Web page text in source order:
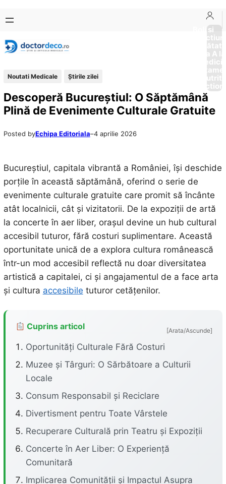
conținut
content
Boli si
Afectiuni
Sănătate
de la A
Noutati Medicale Știrile zilei
Descoperă Bucureștiul: O Săptămână
Plină de Evenimente Culturale Gratuite
Posted byEchipa Editoriala–4 aprilie 2026
Bucureștiul, capitala vibrantă a României, își deschide
porțile în această săptămână, oferind o serie de
evenimente culturale gratuite care promit să încânte
atât localnicii, cât și vizitatorii. De la expoziții de artă
la concerte în aer liber, orașul devine un hub cultural
accesibil tuturor, fără costuri suplimentare. Această
oportunitate unică de a explora cultura românească
într-un mod accesibil reflectă nu doar diversitatea
artistică a capitalei, ci și angajamentul de a face arta
și cultura accesibile tuturor cetățenilor.
Cuprins articol [Arata/Ascunde]
Oportunități Culturale Fără Costuri
Muzee și Târguri: O Sărbătoare a Culturii
Locale
Consum Responsabil și Reciclare
Divertisment pentru Toate Vârstele
Recuperare Culturală prin Teatru și Expoziții
Concerte în Aer Liber: O Experiență
Comunitară
Implicarea Comunității și Impactul Asupra